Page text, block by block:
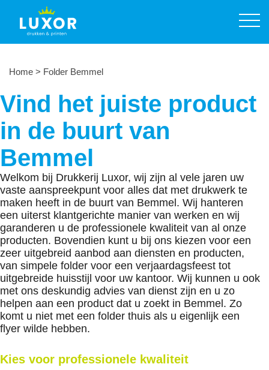
Prijslijst printservice
Producten
Over ons
024 355 60 68
Home > Folder Bemmel
Vind het juiste product
in de buurt van
Bemmel
Welkom bij Drukkerij Luxor, wij zijn al vele jaren uw
vaste aanspreekpunt voor alles dat met drukwerk te
maken heeft in de buurt van Bemmel. Wij hanteren
een uiterst klantgerichte manier van werken en wij
garanderen u de professionele kwaliteit van al onze
producten. Bovendien kunt u bij ons kiezen voor een
zeer uitgebreid aanbod aan diensten en producten,
van simpele folder voor een verjaardagsfeest tot
uitgebreide huisstijl voor uw kantoor. Wij kunnen u ook
met ons deskundig advies van dienst zijn en u zo
helpen aan een product dat u zoekt in Bemmel. Zo
komt u niet met een folder thuis als u eigenlijk een
flyer wilde hebben.
Kies voor professionele kwaliteit